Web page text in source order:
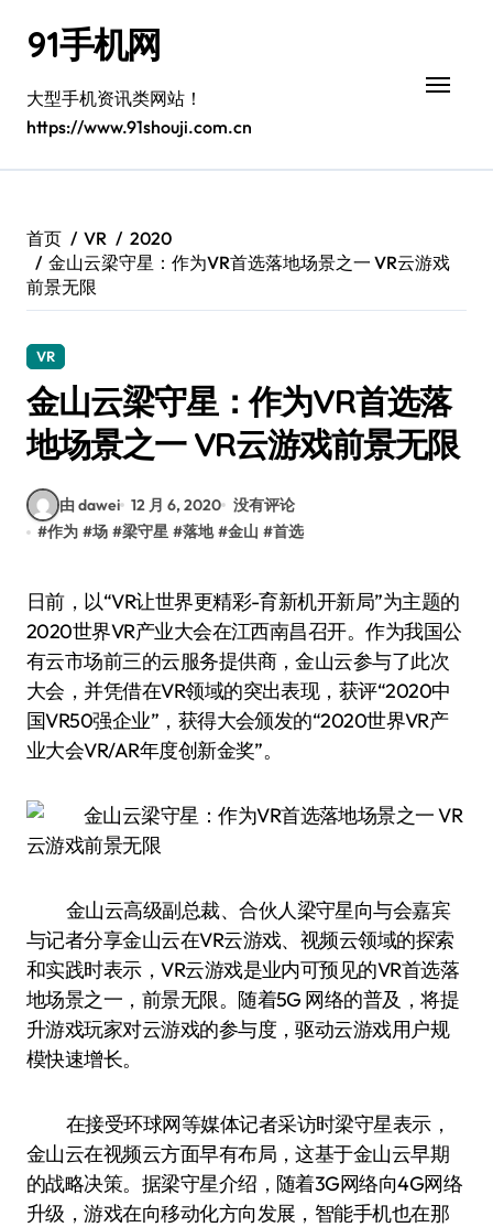
91手机网
大型手机资讯类网站！
https://www.91shouji.com.cn
首页 VR
2020
金山云梁守星：作为VR首选落地场景之一 VR云游戏
前景无限
VR
金山云梁守星：作为VR首选落
地场景之一 VR云游戏前景无限
由 dawei 12 月 6, 2020 没有评论
#作为 #场 #梁守星 #落地 #金山 #首选
日前，以“VR让世界更精彩-育新机开新局”为主题的
2020世界VR产业大会在江西南昌召开。作为我国公
有云市场前三的云服务提供商，金山云参与了此次
大会，并凭借在VR领域的突出表现，获评“2020中
国VR50强企业”，获得大会颁发的“2020世界VR产
业大会VR/AR年度创新金奖”。
金山云高级副总裁、合伙人梁守星向与会嘉宾
与记者分享金山云在VR云游戏、视频云领域的探索
和实践时表示，VR云游戏是业内可预见的VR首选落
地场景之一，前景无限。随着5G 网络的普及，将提
升游戏玩家对云游戏的参与度，驱动云游戏用户规
模快速增长。
在接受环球网等媒体记者采访时梁守星表示，
金山云在视频云方面早有布局，这基于金山云早期
的战略决策。据梁守星介绍，随着3G网络向4G网络
升级，游戏在向移动化方向发展，智能手机也在那